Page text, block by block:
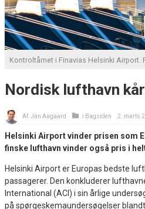
Kontroltårnet i Finavias Helsinki Airport.
Nordisk lufthavn
Af:Jan Aagaard i Bagsiden 2. marts
Helsinki Airport vinder prisen som
finske lufthavn vinder også pris i
Helsinki Airport er Europas bedste
passagerer. Den konkluderer
International (ACI) i sin årlige
på spørgeskemaundersøgelser